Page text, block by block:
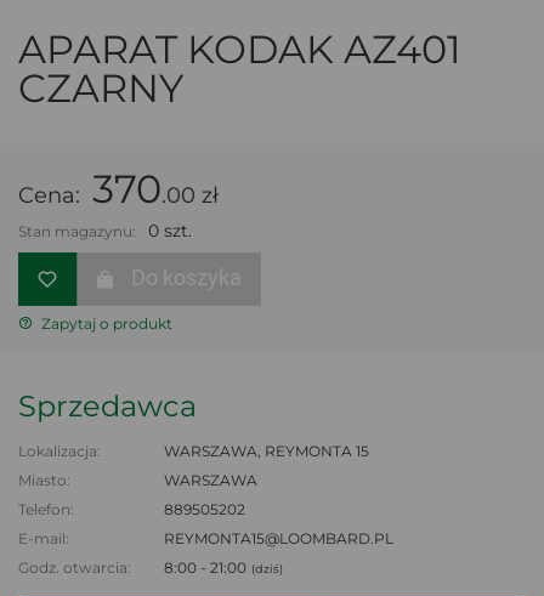
APARAT KODAK AZ401
CZARNY
Cena: 370.00 zł
Stan magazynu: 0 szt.
Do koszyka
Zapytaj o produkt
Sprzedawca
Lokalizacja:
WARSZAWA, REYMONTA 15
Miasto:
WARSZAWA
Telefon:
889505202
E-mail:
REYMONTA15@LOOMBARD.PL
Godz. otwarcia:
8:00 - 21:00 (dziś)